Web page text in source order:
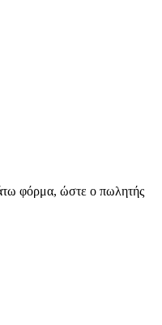
φόρμα, ώστε ο πωλητής